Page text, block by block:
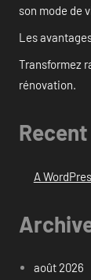
son mode de
Les
Transformez
rénovation.
A
août 2026